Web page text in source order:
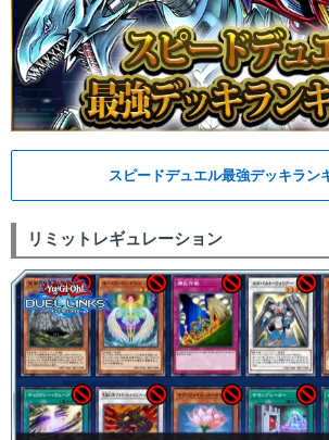
スピードデュエル最強デッキラン
リミットレギュレーション